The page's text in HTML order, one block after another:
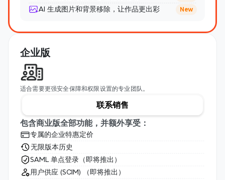
AI 生成图片和背景移除，让作品更出彩 New
企业版
适合需要更强安全保障和权限设置的专业团队。
联系销售
包含商业版全部功能，并额外享受：
专属的企业特惠定价
SAML 单点登录（即将推出）
无限版本历史
用户供应 (SCIM) （即将推出）